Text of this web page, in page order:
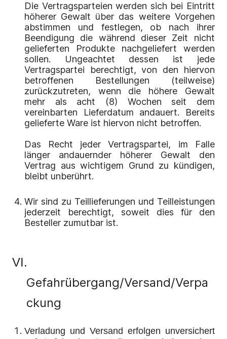
Die Vertragsparteien werden sich bei Eintritt
höherer Gewalt über das weitere Vorgehen
abstimmen und festlegen, ob nach ihrer
Beendigung die während dieser Zeit nicht
gelieferten Produkte nachgeliefert werden
sollen. Ungeachtet dessen ist jede
Vertragspartei berechtigt, von den hiervon
betroffenen Bestellungen (teilweise)
zurückzutreten, wenn die höhere Gewalt
mehr als acht (8) Wochen seit dem
vereinbarten Lieferdatum andauert. Bereits
gelieferte Ware ist hiervon nicht betroffen.
Das Recht jeder Vertragspartei, im Falle
länger andauernder höherer Gewalt den
Vertrag aus wichtigem Grund zu kündigen,
bleibt unberührt.
Wir sind zu Teillieferungen und Teilleistungen
jederzeit berechtigt, soweit dies für den
Besteller zumutbar ist.
VI.
Gefahrübergang/Versand/Verpa
ckung
Verladung und Versand erfolgen unversichert